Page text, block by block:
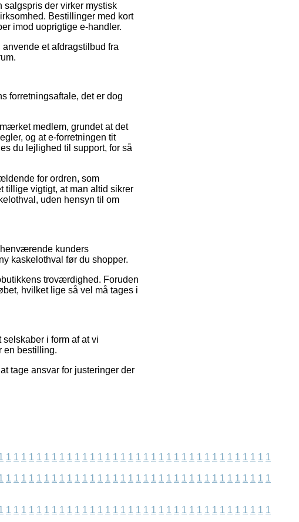
salgspris der virker mystisk
Bestillinger med kort
imod uoprigtige e-handler.
et afdragstilbud fra
forretningsaftale, det er dog
medlem, grundet at det
og at e-forretningen tit
du lejlighed til support, for så
for ordren, som
tillige vigtigt, at man altid sikrer
uden hensyn til om
kunders
kaskelothval før du shopper.
troværdighed. Foruden
hvilket lige så vel må tages i
i form af at vi
en bestilling.
tage ansvar for justeringer der
1 1 1 1 1 1 1 1 1 1 1 1 1 1 1 1 1 1 1 1 1 1 1 1 1 1 1 1 1 1 1 1 1 1 1
1 1 1 1 1 1 1 1 1 1 1 1 1 1 1 1 1 1 1 1 1 1 1 1 1 1 1 1 1 1 1 1 1 1 1
1 1 1 1 1 1 1 1 1 1 1 1 1 1 1 1 1 1 1 1 1 1 1 1 1 1 1 1 1 1 1 1 1 1 1